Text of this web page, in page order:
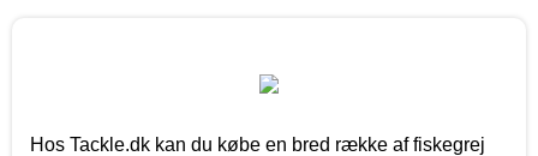
Hos Tackle.dk kan du købe en bred række af fiskegrej